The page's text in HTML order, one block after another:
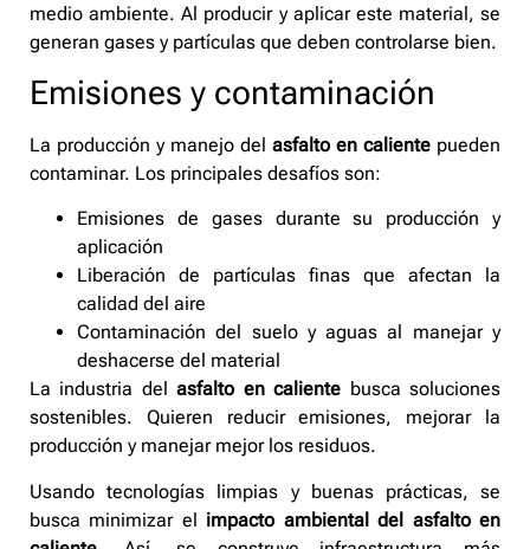
medio ambiente. Al producir y aplicar este material, se
generan gases y partículas que deben controlarse bien.
Emisiones y contaminación
La producción y manejo del asfalto en caliente pueden
contaminar. Los principales desafíos son:
Emisiones de gases durante su producción y
aplicación
Liberación de partículas finas que afectan la
calidad del aire
Contaminación del suelo y aguas al manejar y
deshacerse del material
La industria delasfalto en caliente busca soluciones
sostenibles. Quieren reducir emisiones, mejorar la
producción y manejar mejor los residuos.
Usando tecnologías limpias y buenas prácticas, se
busca minimizar el impacto ambiental del asfalto en